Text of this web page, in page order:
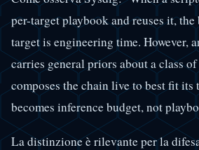
per-target playbook and reuses it,
target is engineering time. However,
carries general priors about a class
composes the chain live to best fit its
becomes inference budget, not
La distinzione è rilevante per la